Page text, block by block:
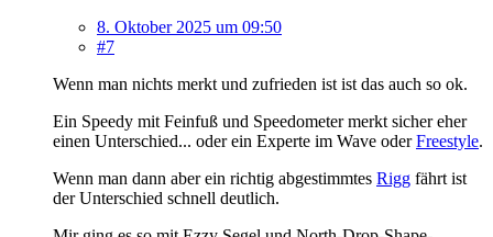
8. Oktober 2025 um 09:50
#7
Wenn man nichts merkt und zufrieden ist ist das auch so ok.
Ein Speedy mit Feinfuß und Speedometer merkt sicher eher
einen Unterschied... oder ein Experte im Wave oderFreestyle.
Wenn man dann aber ein richtig abgestimmtes Rigg fährt ist
der Unterschied schnell deutlich.